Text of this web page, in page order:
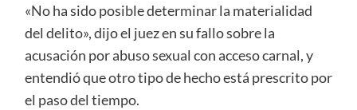
«No ha sido posible determinar la materialidad
del delito», dijo el juez en su fallo sobre la
acusación por abuso sexual con acceso carnal, y
entendió que otro tipo de hecho está prescrito por
el paso del tiempo.